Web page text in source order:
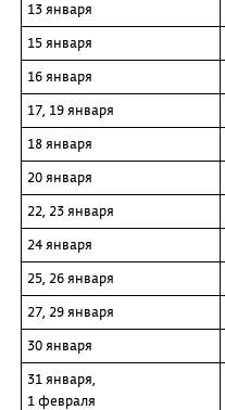
13 января
15 января
16 января
17, 19 января
18 января
20 января
22, 23 января
24 января
25, 26 января
27, 29 января
30 января
31 января,
1 февраля